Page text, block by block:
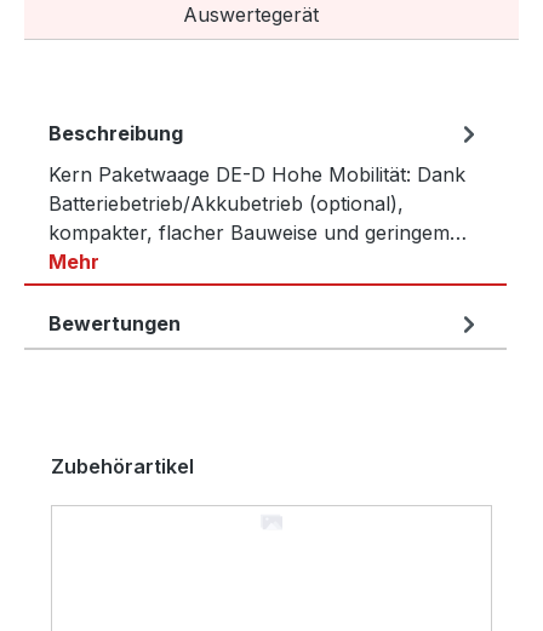
Auswertegerät
Beschreibung
Kern Paketwaage DE-D Hohe Mobilität: Dank
Batteriebetrieb/Akkubetrieb (optional),
kompakter, flacher Bauweise und geringem…
Mehr
Bewertungen
Produktgalerie überspringen
Zubehörartikel